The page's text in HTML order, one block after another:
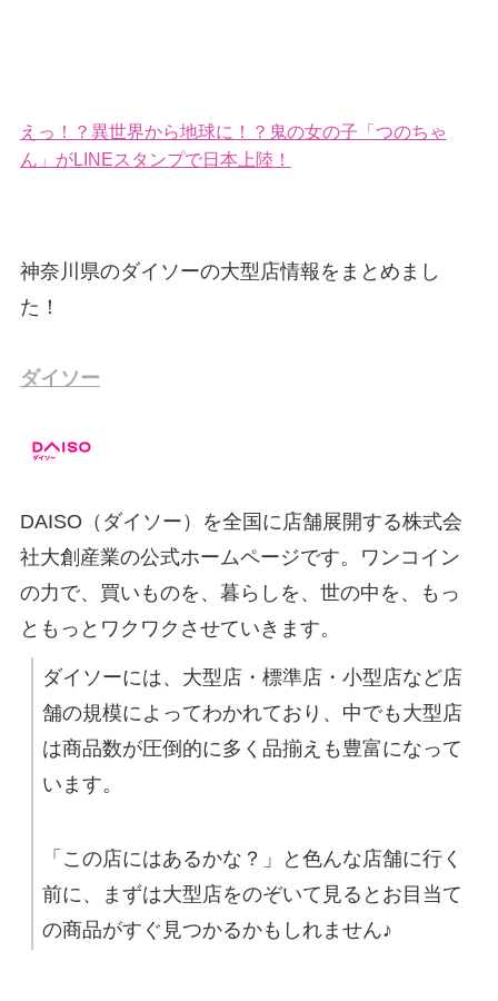
えっ！？異世界から地球に！？鬼の女の子「つのちゃ
ん」がLINEスタンプで日本上陸！
神奈川県のダイソーの大型店情報をまとめまし
た！
ダイソー
DAISO（ダイソー）を全国に店舗展開する株式会
社大創産業の公式ホームページです。ワンコイン
の力で、買いものを、暮らしを、世の中を、もっ
ともっとワクワクさせていきます。
ダイソーには、大型店・標準店・小型店など店
舗の規模によってわかれており、中でも大型店
は商品数が圧倒的に多く品揃えも豊富になって
います。
「この店にはあるかな？」と色んな店舗に行く
前に、まずは大型店をのぞいて見るとお目当て
の商品がすぐ見つかるかもしれません♪